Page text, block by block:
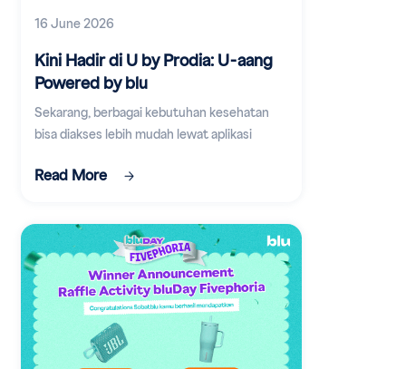
16 June 2026
Kini Hadir di U by Prodia: U-aang
Powered by blu
Sekarang, berbagai kebutuhan kesehatan
bisa diakses lebih mudah lewat aplikasi
Read More